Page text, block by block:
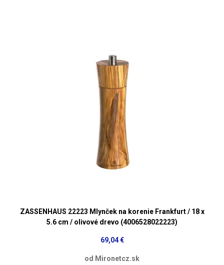
ZASSENHAUS 22223 Mlynček na korenie Frankfurt / 18 x
5.6 cm / olivové drevo (4006528022223)
69,04 €
od Mironetcz.sk